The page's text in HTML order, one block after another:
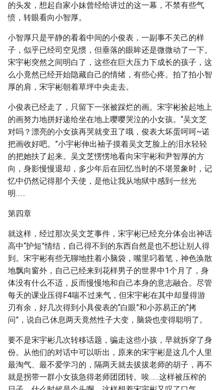
的头发，想起自家小妹曾经给讲过的这一幕，不禁有些气
愤，转眼看向小智厚。
小智厚只是平静的看着中间的小俊表，一副事不关己的样
子，似乎已经司空见惯，但垂落的眼眸还是微微动了一下。
宋宇彬突然之间明白了，这些在巨大压力下成长的孩子，这
么小竟然已经开始隐藏自己的情绪，有些心疼。拍了拍小智
厚的肩，宋宇彬朝着草坪中央走去。
小俊表已经走了，只留下一张被踩烂的画。宋宇彬捡起地上
的画努力地拼好递给坐在地上嘤嘤哭泣的小女孩。“吴文芝
对吗？漂亮的小女孩再哭就变丑了哦，俊表大坏蛋呵呵~诺
把画收好吧。”小宇彬伸出袖子摸着吴文芝脸上的泪水轻轻
的把她扶了起来。吴文芝愣愣地看向宋宇彬和尹智厚的方
向，身影慢慢退却，多少年后在回忆当时的不堪景象时，记
忆中仍然记得那个天使，是他让我从地狱中感到一丝光
明……
第四章
就这样，经过那次吴文芝事件，宋宇彬已经充分体会出神话
高中“护短”情结，自己得不到的东西自然是也不想让别人得
到。宋宇彬有些无聊地拄着小脑袋，嘴里叼着笔，神色涣散
地飘向窗外，自己已经来到花样男子的世界中1个月了，身
体没有什么不适，反而慢慢地和自己本身的意志融合。尽管
每天的课业压得F4喘不过来气，但宋宇彬在其中却显得游
刃有余，好几次得到小具俊表的“白眼”和小苏易正的“拷
问”，说自己休息两天竟然性子大变，脑袋也变得聪明了。
要不是宋宇彬几次转移话题，骗走这些小孩，早就拆穿了身
份。从他们的对话中可以听出，原来的宋宇彬是这几个人里
最淘气、最不爱学习的，隔两天就去拔拔老师的胡子，再不
就是拐带一群小女孩急得老师团团转。唉……这样被压榨的